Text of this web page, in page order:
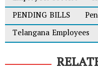
PENDING BILLS
Telangana Employees